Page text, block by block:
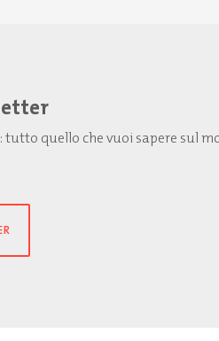
tutto quello che vuoi sapere sul